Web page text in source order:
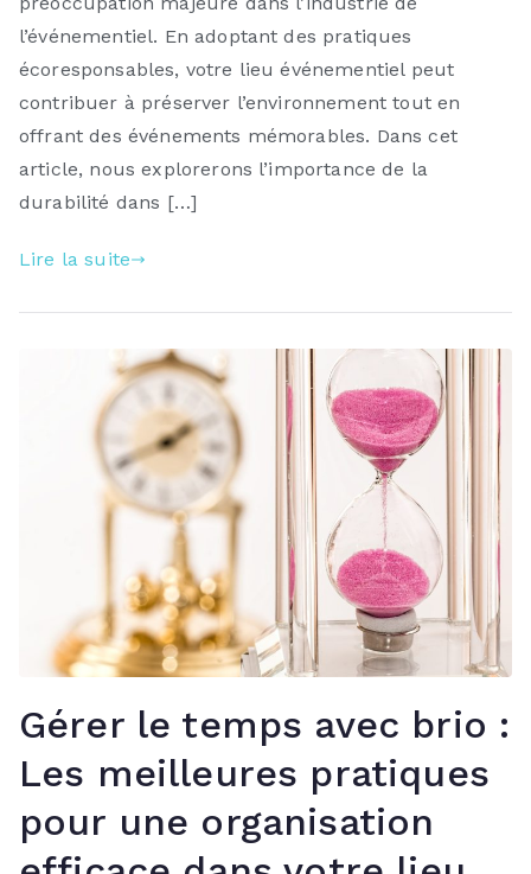
l’événementiel. En adoptant des pratiques
écoresponsables, votre lieu événementiel peut
contribuer à préserver l’environnement tout en
offrant des événements mémorables. Dans cet
article, nous explorerons l’importance de la
durabilité dans […]
Lire la suite
Gérer le temps avec brio :
Les meilleures pratiques
pour une organisation